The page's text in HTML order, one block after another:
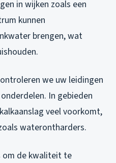
in wijken zoals een
kunnen
brengen, wat
we uw leidingen
In gebieden
veel voorkomt,
waterontharders.
om de kwaliteit te